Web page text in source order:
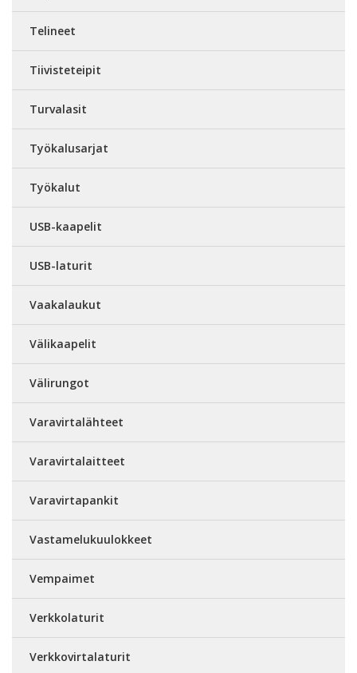
Telineet
Tiivisteteipit
Turvalasit
Työkalusarjat
Työkalut
USB-kaapelit
USB-laturit
Vaakalaukut
Välikaapelit
Välirungot
Varavirtalähteet
Varavirtalaitteet
Varavirtapankit
Vastamelukuulokkeet
Vempaimet
Verkkolaturit
Verkkovirtalaturit